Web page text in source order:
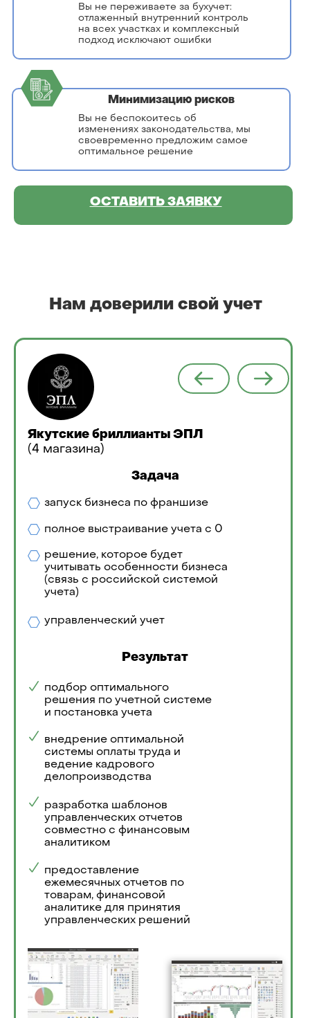
ОСТАВИТЬ ЗАЯВКУ
Вы не переживаете за бухучет:
отлаженный внутренний контроль
на всех участках и комплексный
подход исключают ошибки
Вы не беспокоитесь об
изменениях законодательства, мы
своевременно предложим самое
оптимальное решение
Минимизацию рисков
Якутские бриллианты ЭПЛ
(4 магазина)
Задача
Результат
запуск бизнеса по франшизе
полное выстраивание учета с 0
решение, которое будет
учитывать особенности бизнеса
(связь с российской системой
учета)
управленческий учет
подбор оптимального
решения по учетной системе
и постановка учета
внедрение оптимальной
системы оплаты труда и
ведение кадрового
делопроизводства
разработка шаблонов
управленческих отчетов
совместно с финансовым
аналитиком
предоставление
ежемесячных отчетов по
товарам, финансовой
аналитике для принятия
управленческих решений
Нам доверили свой учет